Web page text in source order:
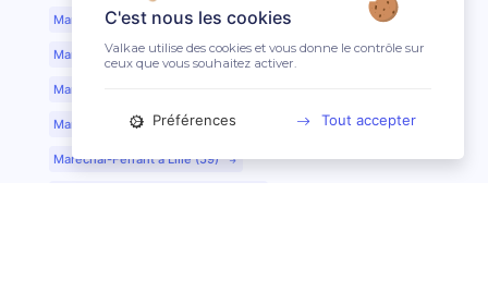
Maréchal-Ferrant à Fontainebleau (77)
Maréchal-Ferrant à Grenoble (38)
Maréchal-Ferrant à Guéret (23)
Maréchal-Ferrant au Mans (72)
Maréchal-Ferrant à Lille (59)
C'est nous les cookies
Valkae utilise des cookies et vous donne le contrôle sur
ceux que vous souhaitez activer.
Préférences Tout accepter